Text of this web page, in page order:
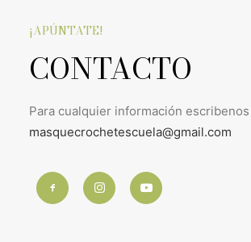
¡APÚNTATE!
CONTACTO
Para cualquier información escribenos
masquecrochetescuela@gmail.com